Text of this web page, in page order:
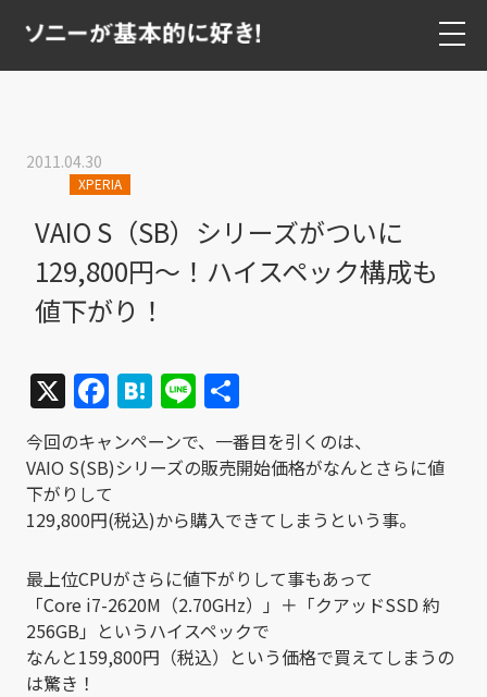
2011.04.30
XPERIA
VAIO S（SB）シリーズがついに
129,800円～！ハイスペック構成も
値下がり！
X Facebook
Hatena
Line
有
今回のキャンペーンで、一番目を引くのは、
VAIO S(SB)シリーズの販売開始価格がなんとさらに値
下がりして
129,800円(税込)から購入できてしまうという事。
最上位CPUがさらに値下がりして事もあって
「Core i7-2620M（2.70GHz）」＋「クアッドSSD 約
256GB」というハイスペックで
なんと159,800円（税込）という価格で買えてしまうの
は驚き！